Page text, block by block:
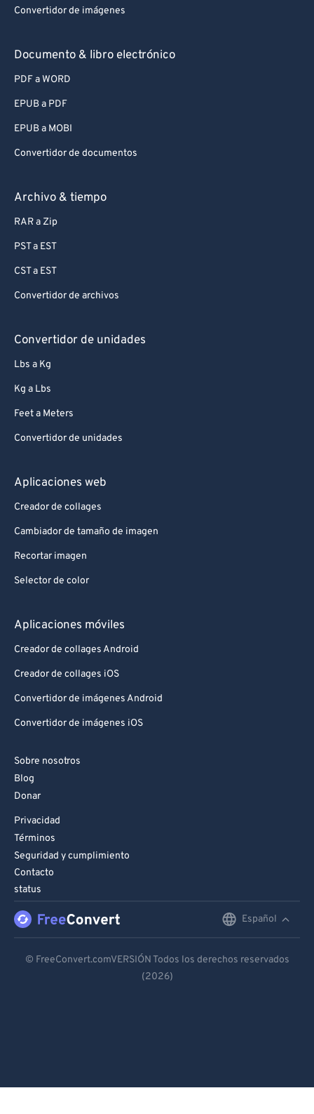
Convertidor de imágenes
Documento & libro electrónico
PDF a WORD
EPUB a PDF
EPUB a MOBI
Convertidor de documentos
Archivo & tiempo
RAR a Zip
PST a EST
CST a EST
Convertidor de archivos
Convertidor de unidades
Lbs a Kg
Kg a Lbs
Feet a Meters
Convertidor de unidades
Aplicaciones web
Creador de collages
Cambiador de tamaño de imagen
Recortar imagen
Selector de color
Aplicaciones móviles
Creador de collages Android
Creador de collages iOS
Convertidor de imágenes Android
Convertidor de imágenes iOS
Sobre nosotros
Blog
Donar
Privacidad
Términos
Seguridad y cumplimiento
Contacto
status
Español
Español
© FreeConvert.comVERSIÓN Todos los derechos reservados
(2026)